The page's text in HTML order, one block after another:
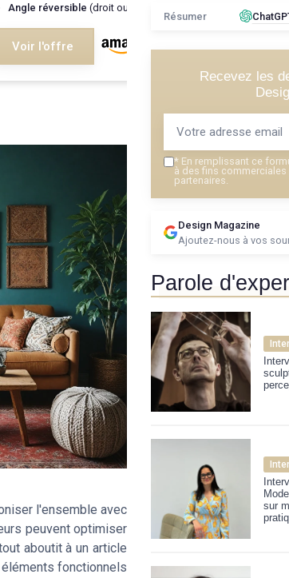
Angle réversible (droit ou gauche)
Voir l'offre
l'ensemble avec
peuvent optimiser
aboutit à un article
fonctionnels
Résumer
Recevez les
* En remplissant ce
à des fins
partenaires.
Design Magazine
Ajoutez-nous à vos
Parole
sur